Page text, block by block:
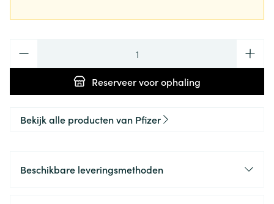
Reserveervoor ophaling
Bekijk alle producten van Pfizer
Beschikbare leveringsmethoden